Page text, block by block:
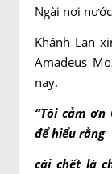
Ngài nơi
Khánh Lan
Amadeus
nay.
“Tôi cảm
để hiểu rằng
cái chết là